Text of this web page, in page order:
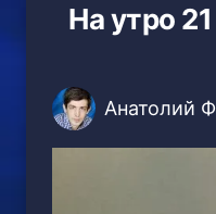
На утро
Анатолий